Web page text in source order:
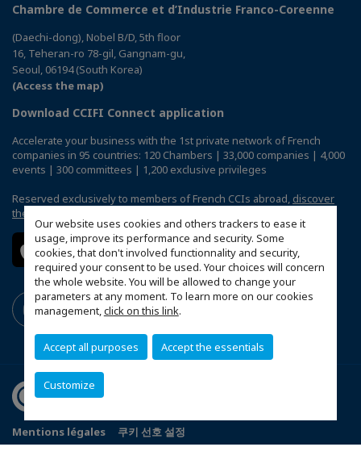
Our website uses cookies and others trackers to ease it
usage, improve its performance and security. Some
cookies, that don't involved functionnality and security,
required your consent to be used. Your choices will concern
the whole website. You will be allowed to change your
parameters at any moment. To learn more on our cookies
management,click on this link.
Accept all purposes Accept the essentials
Customize
Chambre de Commerce et d’Industrie Franco-Coreenne
(Daechi-dong), Nobel B/D, 5th floor
16, Teheran-ro 78-gil, Gangnam-gu,
Seoul, 06194 (South Korea)
(Access the map)
Download CCIFI Connect application
Accelerate your business with the 1st private network of French
companies in 95 countries: 120 Chambers | 33,000 companies | 4,000
events | 300 committees | 1,200 exclusive privileges
Reserved exclusively to members of French CCIs abroad, discover
the CCIFI Connect app
Mentions légales
쿠키 선호 설정